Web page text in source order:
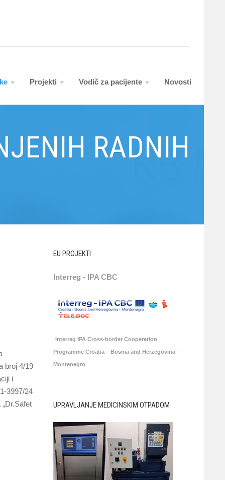
Projekti Vodič za pacijente Novosti
RADNIH
broj 4/19
i
3997/24
EU PROJEKTI
Interreg - IPA CBC
Interreg IPA Cross-border Cooperation
Programme Croatia – Bosnia and Herzegovina –
Montenegro
UPRAVLJANJE MEDICINSKIM OTPADOM